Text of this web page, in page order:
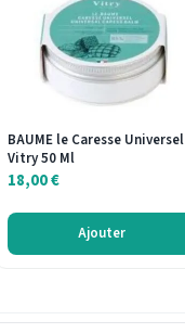
BAUME le Caresse Universel
Vitry 50 Ml
18,00€
Ajouter